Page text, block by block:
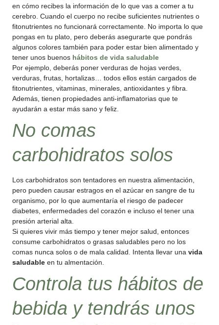
en cómo recibes la información de lo que vas a comer a tu
cerebro. Cuando el cuerpo no recibe suficientes nutrientes o
fitonutrientes no funcionará correctamente. No importa lo que
pongas en tu plato, pero deberás asegurarte que pondrás
algunos colores también para poder estar bien alimentado y
tener unos buenos hábitos de vida saludable
Por ejemplo, deberás poner verduras de hojas verdes,
verduras, frutas, hortalizas… todos ellos están cargados de
fitonutrientes, vitaminas, minerales, antioxidantes y fibra.
Además, tienen propiedades anti-inflamatorias que te
ayudarán a estar más sano y feliz.
No comas
carbohidratos solos
Los carbohidratos son tentadores en nuestra alimentación,
pero pueden causar estragos en el azúcar en sangre de tu
organismo, por lo que aumentaría el riesgo de padecer
diabetes, enfermedades del corazón e incluso el tener una
presión arterial alta.
Si quieres vivir más tiempo y tener mejor salud, entonces
consume carbohidratos o grasas saludables pero no los
comas nunca solos o de mala calidad. Intenta llevar una vida
saludable en tu almentación.
Controla tus hábitos de
bebida y tendrás unos